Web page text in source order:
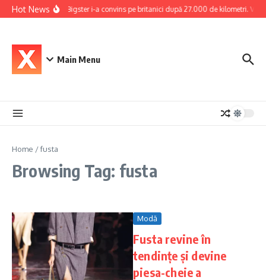
Skip to content
Hot NewsDacia Bigster i-a convins pe britanici după 27.000 de kilometri.
Main Menu
Home /fusta
Browsing Tag: fusta
Modă
Fusta revine în
tendințe și devine
piesa-cheie a